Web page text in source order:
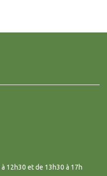
12h30 et de 13h30 à 17h